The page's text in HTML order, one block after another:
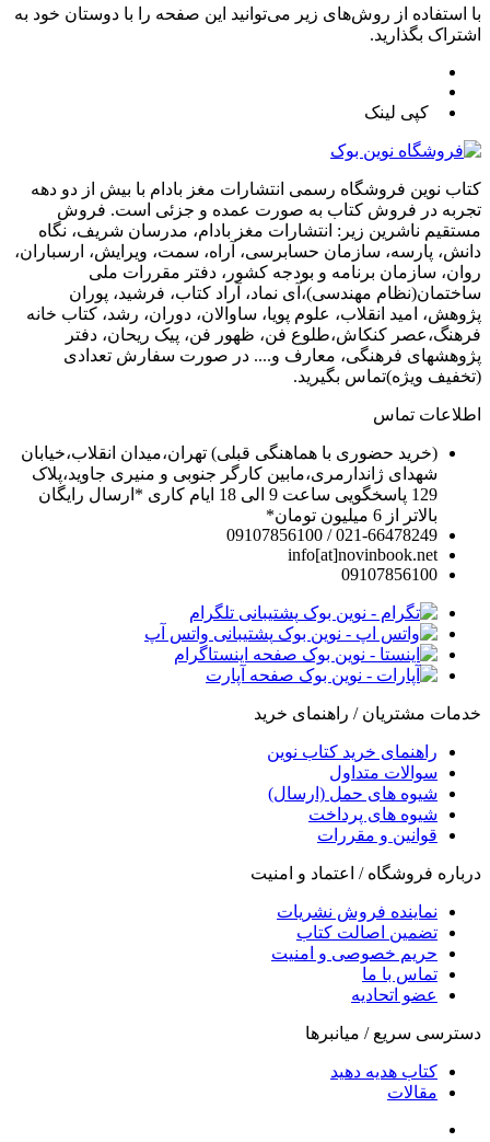
با استفاده از روش‌های زیر می‌توانید این صفحه را با دوستان خود به
اشتراک بگذارید.
کپی لینک
کتاب نوین فروشگاه رسمی انتشارات مغز بادام با بیش از دو دهه
تجربه در فروش کتاب به صورت عمده و جزئی است. فروش
مستقیم ناشرین زیر: انتشارات مغز بادام، مدرسان شریف، نگاه
دانش، پارسه، سازمان حسابرسی، آراه، سمت، ویرایش، ارسباران،
روان، سازمان برنامه و بودجه کشور، دفتر مقررات ملی
ساختمان(نظام مهندسی)،آی نماد، آراد کتاب، فرشید، پوران
پژوهش، امید انقلاب، علوم پویا، ساوالان، دوران، رشد، کتاب خانه
فرهنگ،عصر کنکاش،طلوع فن، ظهور فن، پیک ریحان، دفتر
پژوهشهای فرهنگی، معارف و.... در صورت سفارش تعدادی
(تخفیف ویژه)تماس بگیرید.
اطلاعات تماس
(خرید حضوری با هماهنگی قبلی) تهران،میدان انقلاب،خیابان
شهدای ژاندارمری،مابین کارگر جنوبی و منیری جاوید،پلاک
129 پاسخگویی ساعت 9 الی 18 ایام کاری *ارسال رایگان
بالاتر از 6 میلیون تومان*
021-66478249 / 09107856100
info[at]novinbook.net
09107856100
پشتیبانی تلگرام
پشتیبانی واتس آپ
صفحه اینستاگرام
صفحه آپارت
خدمات مشتریان / راهنمای خرید
راهنمای خرید کتاب نوین
سوالات متداول
شیوه های حمل (ارسال)
شیوه های پرداخت
قوانین و مقررات
درباره فروشگاه / اعتماد و امنیت
نماینده فروش نشریات
تضمین اصالت کتاب
حریم خصوصی و امنیت
تماس با ما
عضو اتحادیه
دسترسی سریع / میانبرها
کتاب هدیه دهید
مقالات